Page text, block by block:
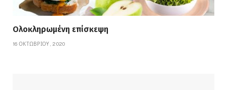
Ολοκληρωμένη επίσκεψη
16 ΟΚΤΩΒΡΊΟΥ, 2020